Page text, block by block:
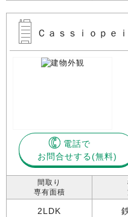
Ｃａｓｓｉｏｐｅ
電話で
お問合せする
間取り
専有面積
2LDK